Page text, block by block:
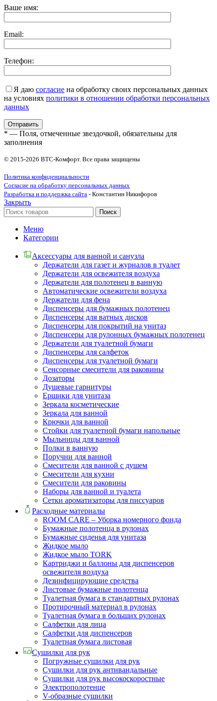
Ваше имя:
Email:
Телефон:
Я даю согласие на обработку своих персональных данных
на условиях политики в отношении обработки персональных
данных
* — Поля, отмеченные звездочкой, обязательны для
заполнения
© 2015-2026 ВТС-Комфорт. Все права защищены
Политика конфиденциальности
Согласие на обработку персональных данных
Разработка и поддержка сайта - Константин Никифоров
Закрыть
Поиск
Меню
Категории
Аксессуары для ванной и санузла
Держатели для газет и журналов в туалет
Держатели для освежителя воздуха
Держатели для полотенец в ванную
Автоматические освежители воздуха
Держатели для фена
Диспенсеры для бумажных полотенец
Диспенсеры для ватных дисков
Диспенсеры для покрытий на унитаз
Диспенсеры для рулонных бумажных полотенец
Держатели для туалетной бумаги
Диспенсеры для салфеток
Диспенсеры для туалетной бумаги
Сенсорные смесители для раковины
Дозаторы
Душевые гарнитуры
Ершики для унитаза
Зеркала косметические
Зеркала для ванной
Крючки для ванной
Стойки для туалетной бумаги напольные
Мыльницы для ванной
Полки в ванную
Поручни для ванной
Смесители для ванной с душем
Смесители для кухни
Смесители для раковины
Наборы для ванной и туалета
Сетки ароматизаторы для писсуаров
Расходные материалы
ROOM CARE – Уборка номерного фонда
Бумажные полотенца в рулонах
Бумажные сиденья для унитаза
Жидкое мыло
Жидкое мыло TORK
Картриджи и баллоны для диспенсеров
освежителя воздуха
Дезинфицирующие средства
Листовые бумажные полотенца
Туалетная бумага в стандартных рулонах
Протирочный материал в рулонах
Туалетная бумага в больших рулонах
Салфетки для лица
Салфетки для диспенсеров
Туалетная бумага листовая
Сушилки для рук
Погружные сушилки для рук
Сушилки для рук антивандальные
Сушилки для рук высокоскоростные
Электрополотенце
V-образные сушилки